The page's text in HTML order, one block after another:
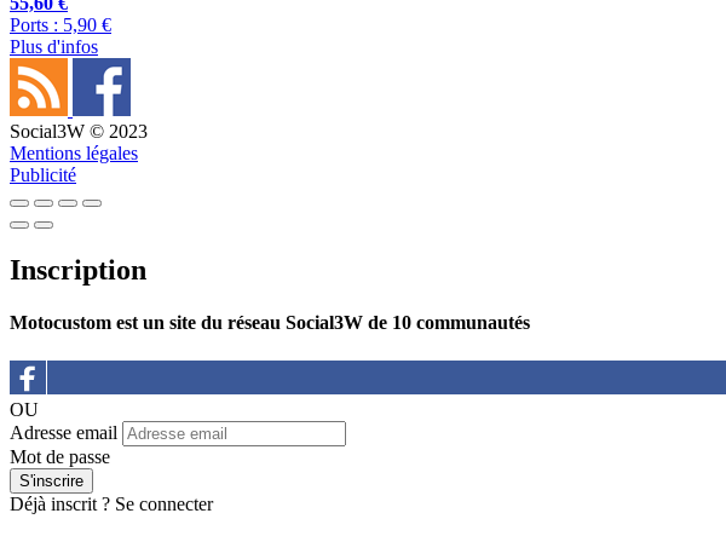
Ports : 5,90 €
Plus d'infos
Social3W © 2023
Mentions légales
Publicité
Inscription
Motocustom est un site du réseau Social3W de 10 communautés
OU
Adresse email
Mot de passe
Déjà inscrit ? Se connecter